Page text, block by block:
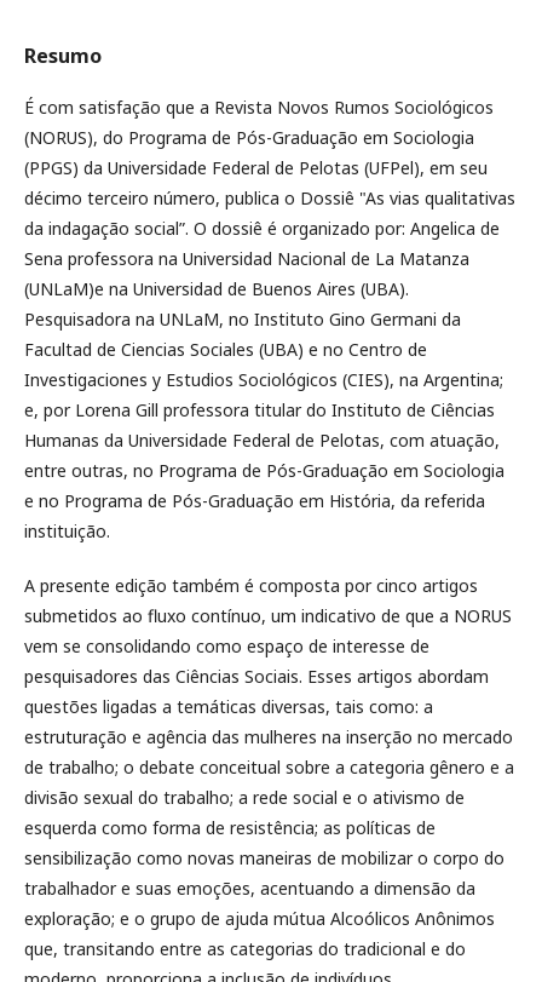
Resumo
É com satisfação que a Revista Novos Rumos Sociológicos
(NORUS), do Programa de Pós-Graduação em Sociologia
(PPGS) da Universidade Federal de Pelotas (UFPel), em seu
décimo terceiro número, publica o Dossiê "As vias qualitativas
da indagação social”. O dossiê é organizado por: Angelica de
Sena professora na Universidad Nacional de La Matanza
(UNLaM)e na Universidad de Buenos Aires (UBA).
Pesquisadora na UNLaM, no Instituto Gino Germani da
Facultad de Ciencias Sociales (UBA) e no Centro de
Investigaciones y Estudios Sociológicos (CIES), na Argentina;
e, por Lorena Gill professora titular do Instituto de Ciências
Humanas da Universidade Federal de Pelotas, com atuação,
entre outras, no Programa de Pós-Graduação em Sociologia
e no Programa de Pós-Graduação em História, da referida
instituição.
A presente edição também é composta por cinco artigos
submetidos ao fluxo contínuo, um indicativo de que a NORUS
vem se consolidando como espaço de interesse de
pesquisadores das Ciências Sociais. Esses artigos abordam
questões ligadas a temáticas diversas, tais como: a
estruturação e agência das mulheres na inserção no mercado
de trabalho; o debate conceitual sobre a categoria gênero e a
divisão sexual do trabalho; a rede social e o ativismo de
esquerda como forma de resistência; as políticas de
sensibilização como novas maneiras de mobilizar o corpo do
trabalhador e suas emoções, acentuando a dimensão da
exploração; e o grupo de ajuda mútua Alcoólicos Anônimos
que, transitando entre as categorias do tradicional e do